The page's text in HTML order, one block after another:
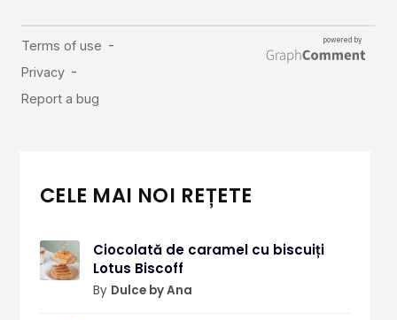
CELE MAI NOI REȚETE
Ciocolată de caramel cu biscuiți
Lotus Biscoff
By Dulce by Ana